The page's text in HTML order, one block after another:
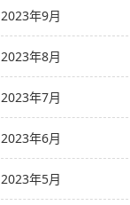
2023年9月
2023年8月
2023年7月
2023年6月
2023年5月